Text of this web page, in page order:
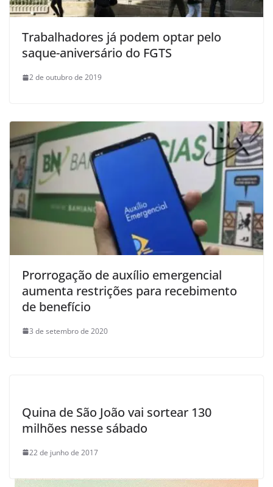
Trabalhadores já podem optar pelo
saque-aniversário do FGTS
2 de outubro de 2019
Prorrogação de auxílio emergencial
aumenta restrições para recebimento
de benefício
3 de setembro de 2020
Quina de São João vai sortear 130
milhões nesse sábado
22 de junho de 2017